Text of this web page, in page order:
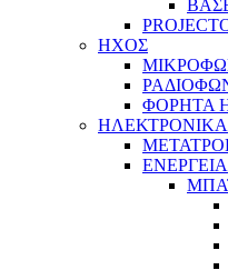
ΗΧΟΣ
ΦΟΡΗΤΑ
ΗΛΕΚΤΡΟΝΙΚΑ
ΕΝΕΡΓΕΙΑ